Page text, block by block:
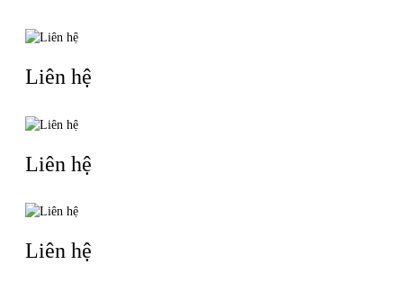
Liên hệ
Liên hệ
Liên hệ